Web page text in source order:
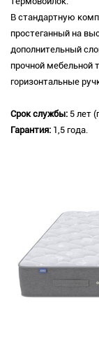
В стандартную
простеганный на
дополнительный
прочной мебельной
горизонтальные
Срок службы: 5 лет
Гарантия: 1,5 года.